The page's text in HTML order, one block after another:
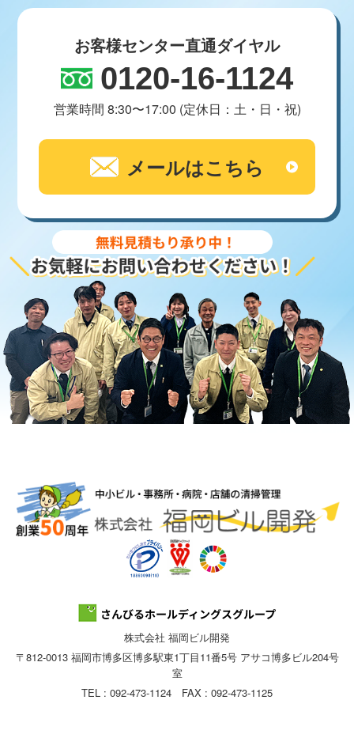
お客様センター直通ダイヤル
0120-16-1124
営業時間 8:30〜17:00 (定休日：土・日・祝)
メールはこちら
株式会社 福岡ビル開発
〒812-0013 福岡市博多区博多駅東1丁目11番5号 アサコ博多ビル204号
室
TEL : 092-473-1124 FAX : 092-473-1125